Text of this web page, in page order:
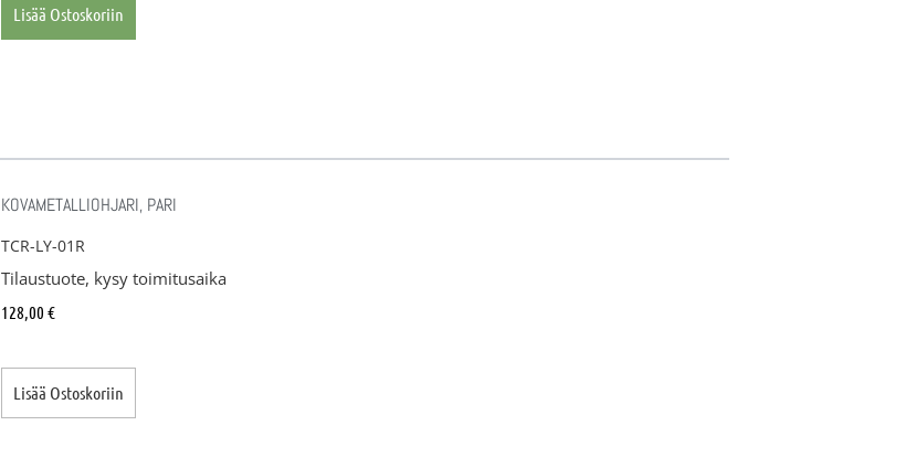
Lisää Ostoskoriin
KOVAMETALLIOHJARI, PARI
TCR-LY-01R
Tilaustuote, kysy toimitusaika
128,00 €
Lisää Ostoskoriin